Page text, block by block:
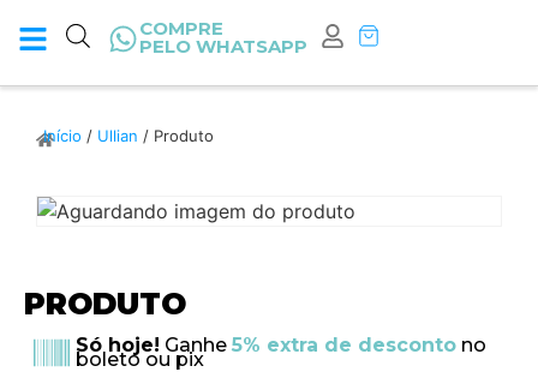
COMPRE
PELO WHATSAPP
Início / Ullian / Produto
PRODUTO
Só hoje! Ganhe 5% extra de descontono
boleto ou pix